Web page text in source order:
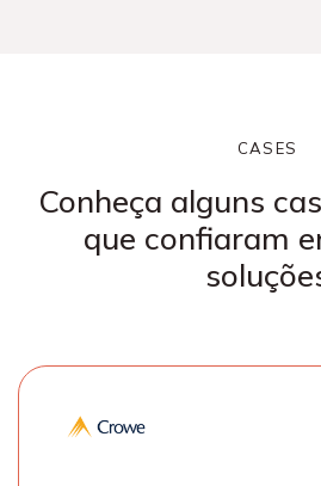
CASES
Conheça alguns
que confiaram